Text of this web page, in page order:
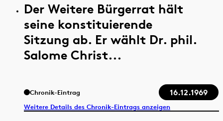
Der Weitere Bürgerrat hält
seine konstituierende
Sitzung ab. Er wählt Dr. phil.
Salome Christ...
Chronik-Eintrag 16.12.1969
Weitere Details des Chronik-Eintrags anzeigen